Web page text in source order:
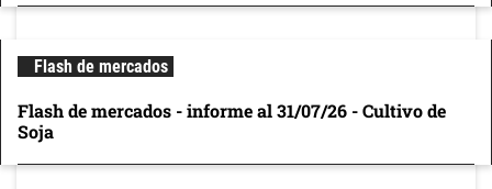
Flash de mercados
Flash de mercados - informe al 31/07/26 - Cultivo de
Soja